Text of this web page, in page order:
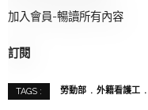
加入會員-暢讀所有內容
訂閱
TAGS : 勞動部 外籍看護工